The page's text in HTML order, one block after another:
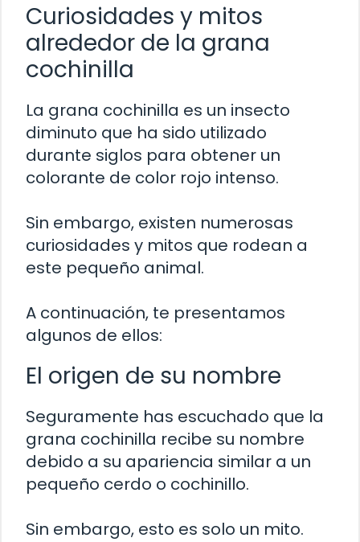
Curiosidades y mitos
alrededor de la grana
cochinilla
La grana cochinilla es un insecto
diminuto que ha sido utilizado
durante siglos para obtener un
colorante de color rojo intenso.
Sin embargo, existen numerosas
curiosidades y mitos que rodean a
este pequeño animal.
A continuación, te presentamos
algunos de ellos:
El origen de su nombre
Seguramente has escuchado que la
grana cochinilla recibe su nombre
debido a su apariencia similar a un
pequeño cerdo o cochinillo.
Sin embargo, esto es solo un mito.